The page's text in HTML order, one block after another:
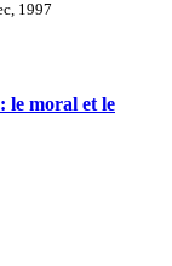
1997
le moral et le